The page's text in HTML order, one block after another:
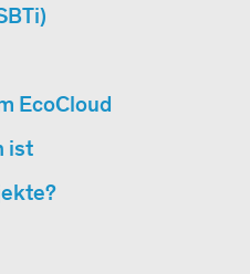
EcoCloud
ist